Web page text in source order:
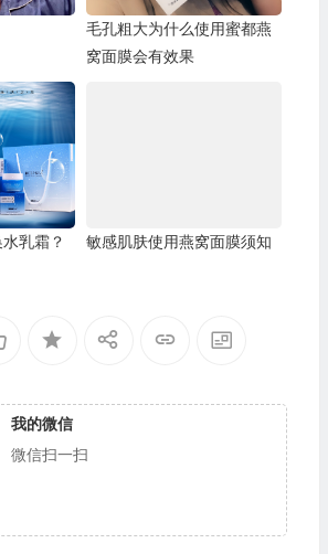
毛孔粗大为什么使用蜜都燕
窝面膜会有效果
乳霜？ 敏感肌肤使用燕窝面膜须知
我的微信
微信扫一扫